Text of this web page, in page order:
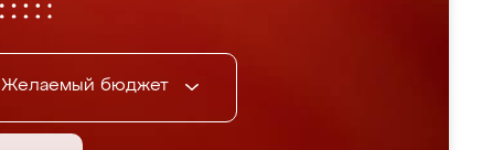
Желаемый бюджет